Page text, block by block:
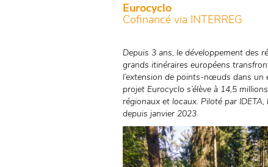
Eurocyclo
Cofinancé via INTERREG
Depuis 3 ans, le développement des
grands itinéraires européens
l’extension de points-nœuds dans un
projet Eurocyclo s’élève à 14,5
régionaux et locaux. Piloté par
depuis janvier 2023.